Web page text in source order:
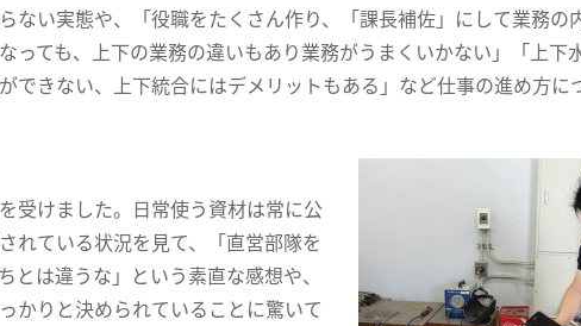
ない実態や、「役職をたくさん作り、「課長補佐」にして業務の
っても、上下の業務の違いもあり業務がうまくいかない」「上下
できない、上下統合にはデメリットもある」など仕事の進め方に
受けました。日常使う資材は常に公
れている状況を見て、「直営部隊を
は違うな」という素直な感想や、
かりと決められていることに驚いて